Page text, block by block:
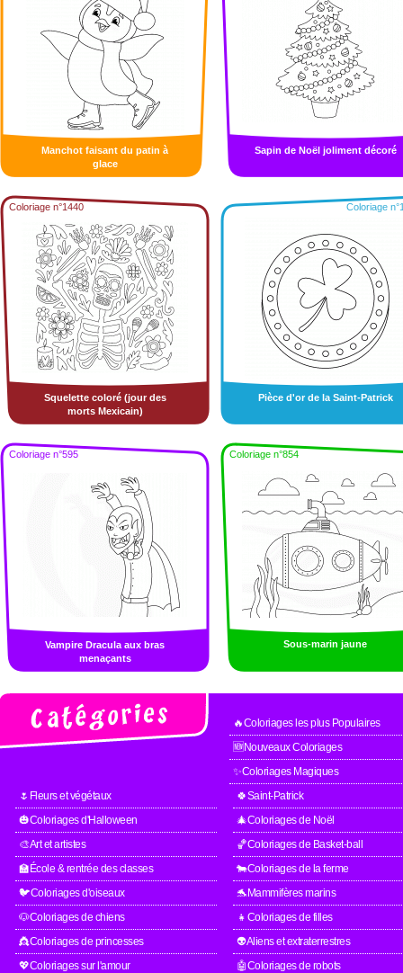
Manchot faisant du patin à
glace
Sapin de Noël joliment décoré
Coloriage n°1440
Squelette coloré (jour des
morts Mexicain)
Coloriage
Pièce d'or de la Saint-Patrick
Coloriage n°595
Vampire Dracula aux bras
menaçants
Coloriage n°854
Sous-marin jaune
🔥Coloriages les plus Populaires
🆕Nouveaux Coloriages
✨Coloriages Magiques
🌷Fleurs et végétaux
🍀Saint-Patrick
🎃Coloriages d'Halloween
🎄Coloriages de Noël
🎨Art et artistes
🏀Coloriages de Basket-ball
🏫École & rentrée des classes
🐄Coloriages de la ferme
🐦Coloriages d'oiseaux
🐬Mammifères marins
🐶Coloriages de chiens
👧Coloriages de filles
👸Coloriages de princesses
👽Aliens et extraterrestres
💖Coloriages sur l'amour
🤖Coloriages de robots